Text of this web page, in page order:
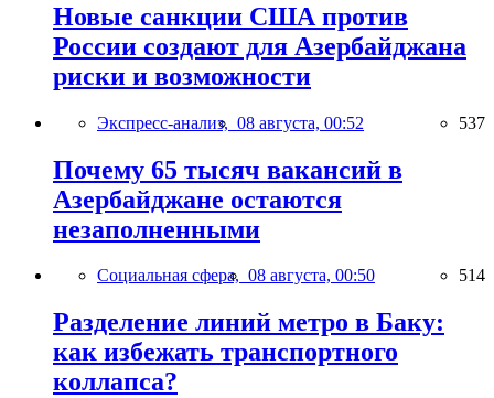
Новые санкции США против
России создают для Азербайджана
риски и возможности
Экспресс-анализ, 08 августа, 00:52 537
Почему 65 тысяч вакансий в
Азербайджане остаются
незаполненными
Социальная сфера, 08 августа, 00:50 514
Разделение линий метро в Баку:
как избежать транспортного
коллапса?